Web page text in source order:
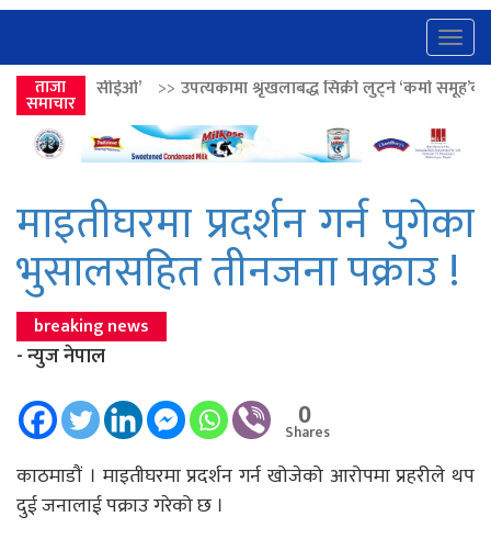
ताजा
समाचार
उपत्यकामा श्रृंखलाबद्ध सिक्री लुट्ने ‘कर्मा समूह’का नाइकेसहित पाँच पक्राउ
माइतीघरमा प्रदर्शन गर्न पुगेका
भुसालसहित तीनजना पक्राउ !
breaking news
- न्युज नेपाल
0
Shares
काठमाडौं । माइतीघरमा प्रदर्शन गर्न खोजेको आरोपमा प्रहरीले थप
दुई जनालाई पक्राउ गरेको छ ।